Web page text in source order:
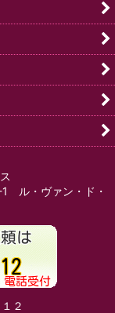
ル・ヴァン・ド・
２